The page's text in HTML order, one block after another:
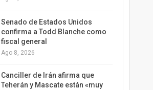
Senado de Estados Unidos
confirma a Todd Blanche como
fiscal general
Ago 8, 2026
Canciller de Irán afirma que
Teherán y Mascate están «muy